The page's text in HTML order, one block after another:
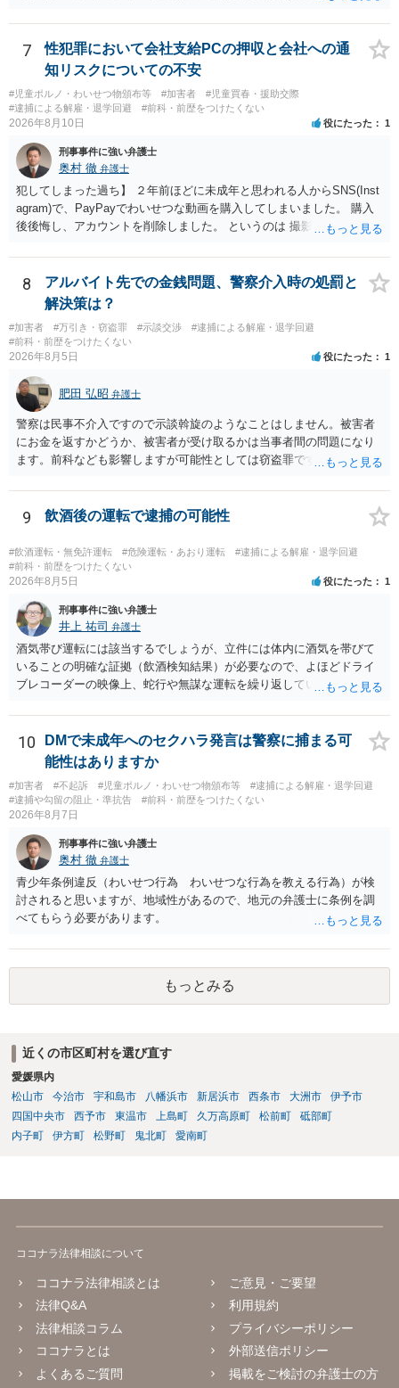
あるいは管理会社がお金は不要かつ返還不要との申し出があれば取得
しても問題ありません。
7
性犯罪において会社支給PCの押収と会社への通
知リスクについての不安
#児童ポルノ・わいせつ物頒布等 #加害者
#児童買春・援助交際
#逮捕による解雇・退学回避
#前科・前歴をつけたくない
2026年8月10日 役にたった 1
刑事事件に強い弁護士
奥村 徹 弁護士
犯してしまった過ち】 ２年前ほどに未成年と思われる人からSNS(Inst
agram)で、PayPayでわいせつな動画を購入してしまいました。 購入
後後悔し、アカウントを削除しました。 というのは 撮影済みなら児童
罪・性的姿態撮影罪 16歳未満だと、不同意わいせつ罪（176条3項）
等が検討されます。 罪名によって、会社PCの押収の可能性も変わって
くるでしょう。 一般論としては、 所持罪だけであれば、 弁護士に相
談した上で、実際に使った端末を持って、警察相談に出向いておけば
会社PCまでは押収されないと思います。 不同意わいせつ罪（176条3
項）になると、 自首したとしても、自宅等の捜索差押等が行われる可
8
アルバイト先での金銭問題、警察介入時の処罰と
解決策は？
#加害者 #万引き・窃盗罪 #示談交渉
#逮捕による解雇・退学回避
#前科・前歴をつけたくない
2026年8月5日 役にたった 1
肥田 弘昭 弁護士
警察は民事不介入ですので示談斡旋のようなことはしません。被害者
にお金を返すかどうか、被害者が受け取るかは当事者間の問題になり
ます。前科なども影響しますが可能性としては窃盗罪ですので、逮捕
9 飲酒後の運転で逮捕の可能性
#飲酒運転・無免許運転 #危険運転・あおり運転
#逮捕による解雇・退学回避
#前科・前歴をつけたくない
2026年8月5日 役にたった 1
刑事事件に強い弁護士
井上 祐司 弁護士
酒気帯び運転には該当するでしょうが、立件には体内に酒気を帯びて
いることの明確な証拠（飲酒検知結果）が必要なので、よほどドライ
ブレコーダーの映像上、蛇行や無謀な運転を繰り返している等の映像
10
DMで未成年へのセクハラ発言は警察に捕まる可
能性はありますか
#加害者 #不起訴 #児童ポルノ・わいせつ物頒布等
#逮捕による解雇・退学回避
#逮捕や勾留の阻止・準抗告
#前科・前歴をつけたくない
2026年8月7日
刑事事件に強い弁護士
奥村 徹 弁護士
青少年条例違反（わいせつ行為 わいせつな行為を教える行為）が検
討されると思いますが、地域性があるので、地元の弁護士に条例を調
べてもらう必要があります。
もっとみる
近くの市区町村を選び直す
愛媛県内
松山市
今治市 宇和島市 八幡浜市 新居浜市 西条市 大洲市
伊予市
四国中央市
西予市 東温市 上島町 久万高原町 松前町
砥部町
内子町
伊方町 松野町 鬼北町 愛南町
ココナラ法律相談について
ココナラ法律相談とは
法律Q&A
法律相談コラム
ココナラとは
よくあるご質問
ご意見・ご要望
利用規約
プライバシーポリシー
外部送信ポリシー
掲載をご検討の弁護士の方